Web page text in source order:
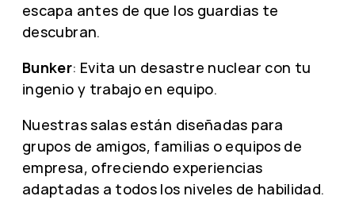
escapa antes de que los guardias te
descubran.
Bunker: Evita un desastre nuclear con tu
ingenio y trabajo en equipo.
Nuestras salas están diseñadas para
grupos de amigos, familias o equipos de
empresa, ofreciendo experiencias
adaptadas a todos los niveles de habilidad.